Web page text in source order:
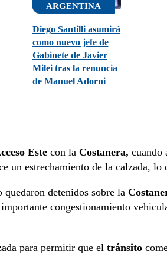
ARGENTINA
Diego Santilli asumirá
como nuevo jefe de
Gabinete de Javier
Milei tras la renuncia
de Manuel Adorni
Este con la Costanera, cuando
un estrechamiento de la calzada,
detenidos sobre la
congestionamiento
para permitir que el tránsito